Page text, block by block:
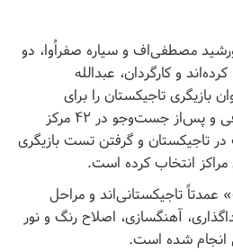
مصطفی‌اف و سیاره صفراُوا، دو
و کارگردان، عبدالله
بازیگری تاجیکستان را برای
نخستین‌بار در این فیلم معرفی و پس‌از جست‌وجو در ۴۲ مرکز
تاجیکستان و گرفتن تست بازیگری
عمدتاً تاجیکستانی‌اند و مراحل
آهنگسازی، اصلاح رنگ و نور
انجام شده است.